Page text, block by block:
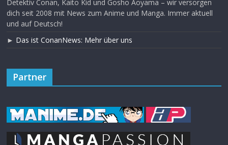
Detektiv Conan, Kaito Kid und Gosho Aoyama – wir versorgen
dich seit 2008 mit News zum Anime und Manga. Immer aktuell
und auf Deutsch!
► Das ist ConanNews: Mehr über uns
Partner